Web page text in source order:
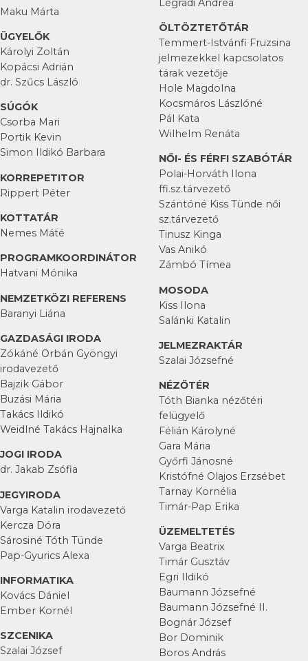
Maku Márta
ÜGYELŐK
Károlyi Zoltán
Kopácsi Adrián
dr. Szűcs László
SÚGÓK
Csorba Mari
Portik Kevin
Simon Ildikó Barbara
KORREPETITOR
Rippert Péter
KOTTATÁR
Nemes Máté
PROGRAMKOORDINÁTOR
Hatvani Mónika
NEMZETKÖZI REFERENS
Baranyi Liána
GAZDASÁGI IRODA
Zókáné Orbán Gyöngyi
irodavezető
Bajzik Gábor
Buzási Mária
Takács Ildikó
Weidlné Takács Hajnalka
JOGI IRODA
dr. Jakab Zsófia
JEGYIRODA
Varga Katalin irodavezető
Kercza Dóra
Sárosiné Tóth Tünde
Pap-Gyurics Alexa
INFORMATIKA
Kovács Dániel
Ember Kornél
SZCENIKA
Szalai József
ÖLTÖZTETŐTÁR
Temmert-Istvánfi Fruzsina
jelmezekkel kapcsolatos
tárak vezetője
Hole Magdolna
Kocsmáros Lászlóné
Pál Kata
Wilhelm Renáta
NŐI- ÉS FÉRFI SZABÓTÁR
Polai-Horváth Ilona
ffi.sz.tárvezető
Szántóné Kiss Tünde női
sz.tárvezető
Tinusz Kinga
Vas Anikó
Zámbó Tímea
MOSODA
Kiss Ilona
Salánki Katalin
JELMEZRAKTÁR
Szalai Józsefné
NÉZŐTÉR
Tóth Bianka nézőtéri
felügyelő
Félián Károlyné
Gara Mária
Győrfi Jánosné
Kristófné Olajos Erzsébet
Tarnay Kornélia
Timár-Pap Erika
ÜZEMELTETÉS
Varga Beatrix
Timár Gusztáv
Egri Ildikó
Baumann Józsefné
Baumann Józsefné II.
Bognár József
Bor Dominik
Boros András